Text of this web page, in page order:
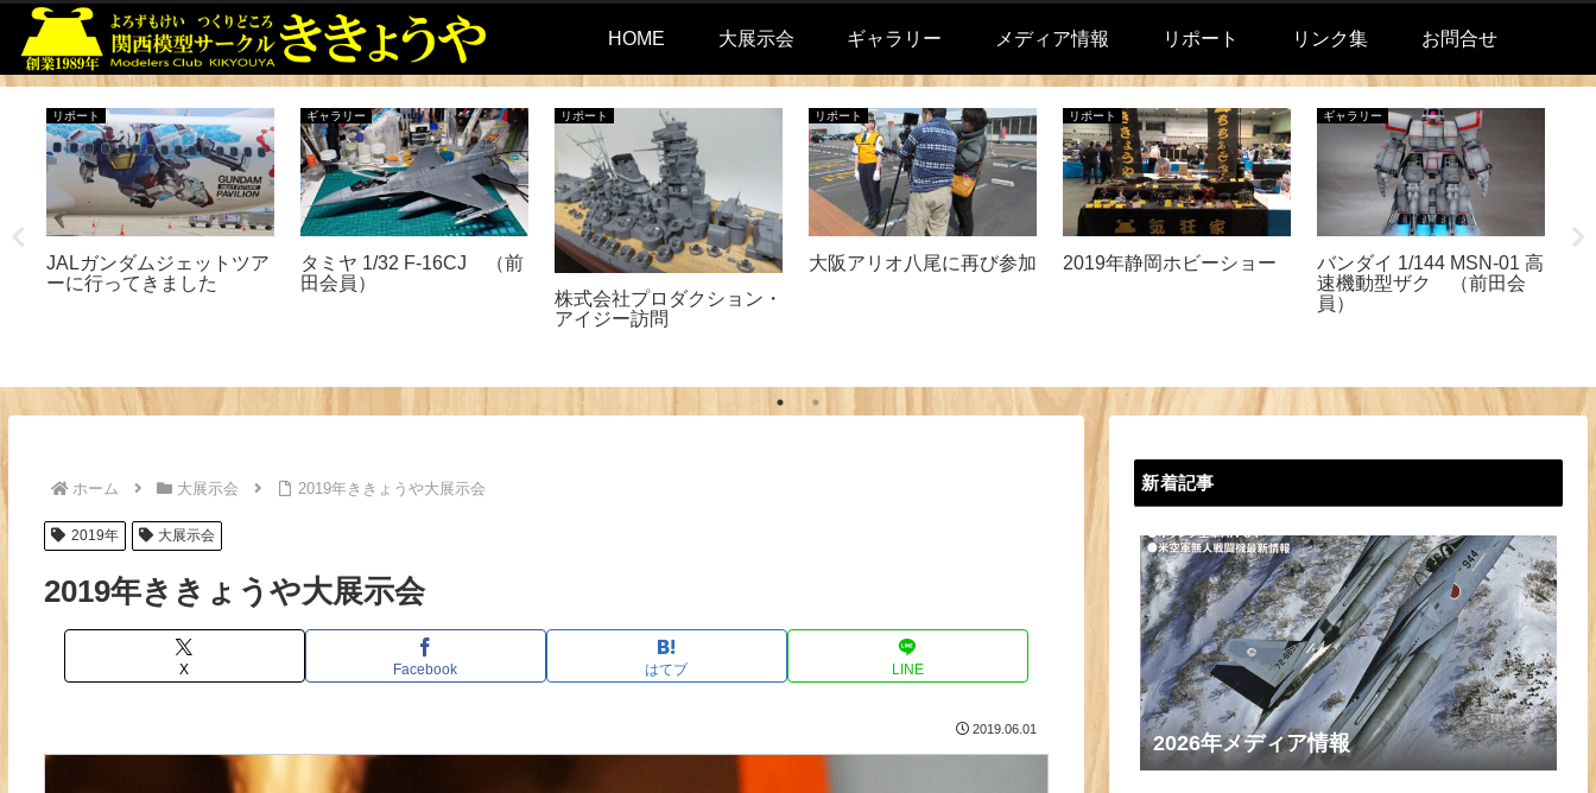
HOME 大展示会 ギャラリー メディア情報 リポート リンク集 お問合せ
リポート
JALガンダムジェットツア
ーに行ってきました
ギャラリー
タミヤ 1/32 F-16CJ （前
田会員）
リポート
株式会社プロダクション・
アイジー訪問
リポート
大阪アリオ八尾に再び参加
リポート
2019年静岡ホビーショー
ギャラリー
バンダイ 1/144 MSN-01 高
速機動型ザク （前田会
員）
ホーム 大展示会 2019年ききょうや大展示会
2019年 大展示会
2019年ききょうや大展示会
X Facebook はてブ LINE
2019.06.01
新着記事
2026年メディア情報